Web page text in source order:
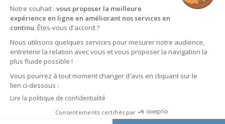
Notre souhait : vous proposer la meilleure
expérience en ligne en améliorant nos services en
continu. Êtes-vous d'accord ?
Nous utilisons quelques services pour mesurer notre audience,
entretenir la relation avec vous et vous proposer la navigation la
plus fluide possible !
Vous pourrez à tout moment changer d'avis en cliquant sur le
lien ci-dessous :
Lire la politique de confidentialité
Consentements certifiés par
Logiciel EJ32
Mentions légales
Politique de confidentialité
Conditions générales de vente